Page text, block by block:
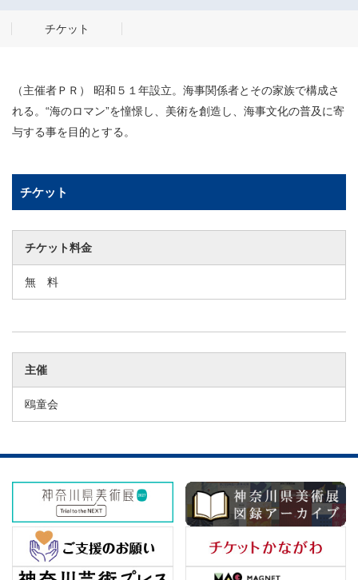
チケット
（主催者ＰＲ） 昭和５１年設立。海事関係者とその家族で構成さ
れる。“海のロマン”を憧憬し、美術を創造し、海事文化の普及に寄
与する事を目的とする。
チケット
チケット料金
無 料
主催
鴎童会